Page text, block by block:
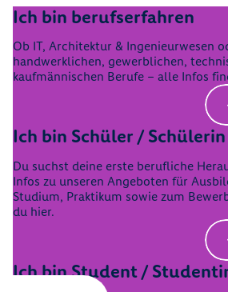
Ich bin berufserfahren
Ob IT, Architektur & Ingenieurwesen
handwerklichen, gewerblichen,
kaufmännischen Berufe – alle Infos
Ich bin Schüler / Schülerin
Du suchst deine erste berufliche
Infos zu unseren Angeboten für
Studium, Praktikum sowie zum
du hier.
Ich bin Student /